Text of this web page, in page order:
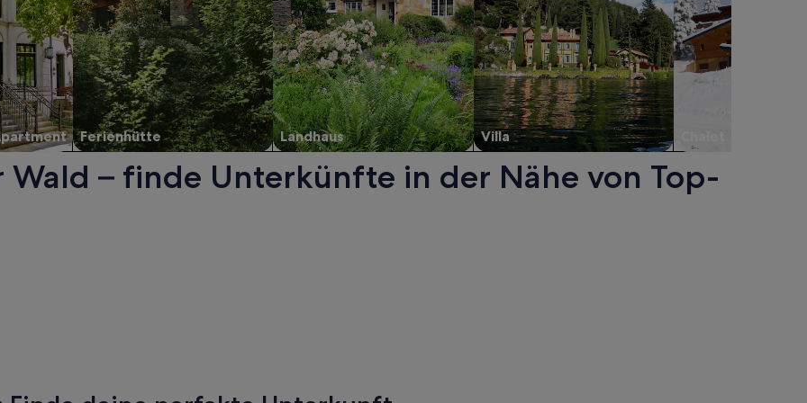
Ferienhütte Landhaus Villa
– finde Unterkünfte in der Nähe von Top-